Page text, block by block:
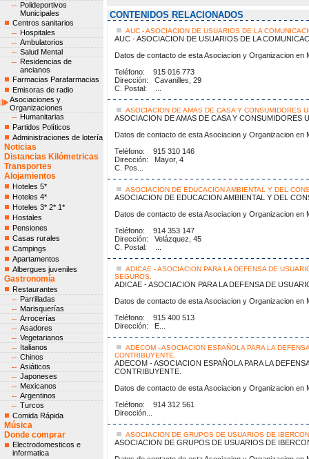
Polideportivos
Municipales
Centros sanitarios
Hospitales
Ambulatorios
Salud Mental
Residencias de
ancianos
Farmacias Parafarmacias
Emisoras de radio
Asociaciones y
Organizaciones
Humanitarias
Partidos Políticos
Administraciones de lotería
Noticias
Distancias Kilómetricas
Transportes
Alojamientos
Hoteles 5*
Hoteles 4*
Hoteles 3* 2* 1*
Hostales
Pensiones
Casas rurales
Campings
Apartamentos
Albergues juveniles
Gastronomía
Restaurantes
Parrilladas
Marisquerías
Arrocerías
Asadores
Vegetarianos
Italianos
Chinos
Asiáticos
Japoneses
Mexicanos
Argentinos
Turcos
Comida Rápida
Música
Donde comprar
Electrodomesticos e
informatica
CONTENIDOS RELACIONADOS
AUC - ASOCIACION DE USUARIOS DE LA
AUC - ASOCIACION DE USUARIOS DE LA
Datos de contacto de esta Asociacion y Organizacion en
Teléfono: 915 016 773
Dirección: Cavanilles, 29
C. Postal: ...
ASOCIACION DE AMAS DE CASA Y CONSUMIDORES
ASOCIACION DE AMAS DE CASA Y CONSUMIDORES
Datos de contacto de esta Asociacion y Organizacion en
Teléfono: 915 310 146
Dirección: Mayor, 4
C. Pos...
ASOCIACION DE EDUCACION AMBIENTAL Y DEL
ASOCIACION DE EDUCACION AMBIENTAL Y DEL
Datos de contacto de esta Asociacion y Organizacion en
Teléfono: 914 353 147
Dirección: Velázquez, 45
C. Postal: ...
ADICAE - ASOCIACION PARA LA DEFENSA DE
SEGUROS.
ADICAE - ASOCIACION PARA LA DEFENSA DE
Datos de contacto de esta Asociacion y Organizacion en
Teléfono: 915 400 513
Dirección: E...
ADECOM - ASOCIACION ESPAÑOLA PARA LA
CONTRIBUYENTE.
ADECOM - ASOCIACION ESPAÑOLA PARA LA
CONTRIBUYENTE.
Datos de contacto de esta Asociacion y Organizacion en
Teléfono: 914 312 561
Dirección...
ASOCIACION DE GRUPOS DE USUARIOS DE
ASOCIACION DE GRUPOS DE USUARIOS DE